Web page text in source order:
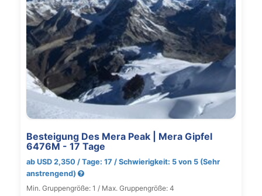
Besteigung Des Mera Peak | Mera Gipfel
6476M - 17 Tage
ab USD 2,350 / Tage: 17 / Schwierigkeit: 5 von 5 (Sehr
anstrengend)
Min. Gruppengröße: 1 / Max. Gruppengröße: 4